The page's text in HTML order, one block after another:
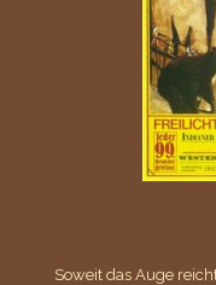
Soweit das Auge